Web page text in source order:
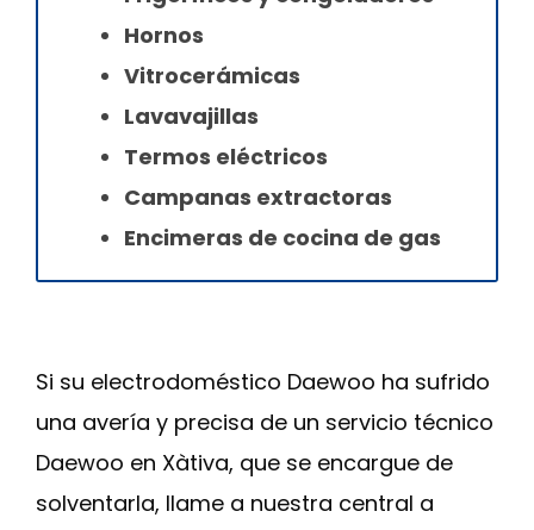
Hornos
Vitrocerámicas
Lavavajillas
Termos eléctricos
Campanas extractoras
Encimeras de cocina de gas
Si su electrodoméstico Daewoo ha sufrido
una avería y precisa de un servicio técnico
Daewoo en Xàtiva, que se encargue de
solventarla, llame a nuestra central a